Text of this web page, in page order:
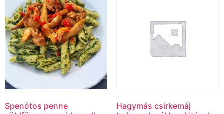
Spenótos penne
Hagymás csirkemáj